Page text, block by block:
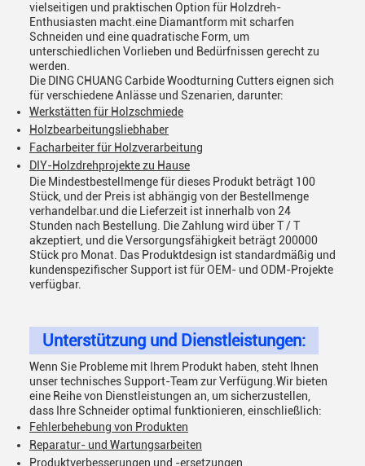
vielseitigen und praktischen Option für Holzdreh-
Enthusiasten macht.eine Diamantform mit scharfen
Schneiden und eine quadratische Form, um
unterschiedlichen Vorlieben und Bedürfnissen gerecht zu
werden.
Die DING CHUANG Carbide Woodturning Cutters eignen sich
für verschiedene Anlässe und Szenarien, darunter:
Werkstätten für Holzschmiede
Holzbearbeitungsliebhaber
Facharbeiter für Holzverarbeitung
DIY-Holzdrehprojekte zu Hause
Die Mindestbestellmenge für dieses Produkt beträgt 100
Stück, und der Preis ist abhängig von der Bestellmenge
verhandelbar.und die Lieferzeit ist innerhalb von 24
Stunden nach Bestellung. Die Zahlung wird über T / T
akzeptiert, und die Versorgungsfähigkeit beträgt 200000
Stück pro Monat. Das Produktdesign ist standardmäßig und
kundenspezifischer Support ist für OEM- und ODM-Projekte
verfügbar.
Unterstützung und Dienstleistungen:
Wenn Sie Probleme mit Ihrem Produkt haben, steht Ihnen
unser technisches Support-Team zur Verfügung.Wir bieten
eine Reihe von Dienstleistungen an, um sicherzustellen,
dass Ihre Schneider optimal funktionieren, einschließlich:
Fehlerbehebung von Produkten
Reparatur- und Wartungsarbeiten
Produktverbesserungen und -ersetzungen